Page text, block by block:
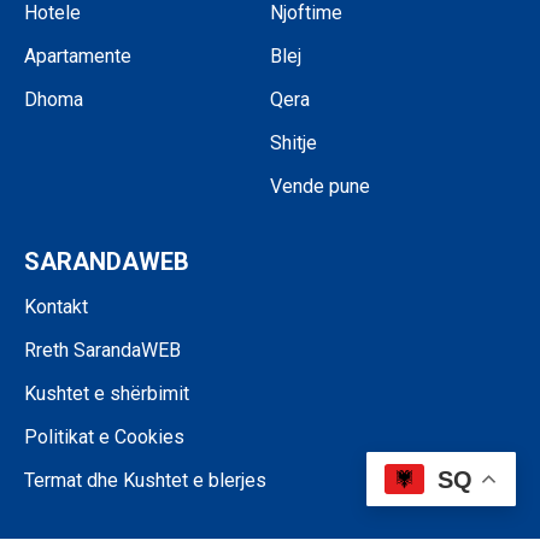
Hotele
Apartamente
Dhoma
Njoftime
Blej
Qera
Shitje
Vende pune
SARANDAWEB
Kontakt
Rreth SarandaWEB
Kushtet e shërbimit
Politikat e Cookies
Termat dhe Kushtet e blerjes
SQ